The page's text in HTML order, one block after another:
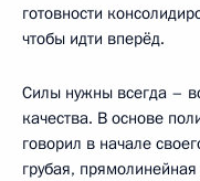
готовности
чтобы идти вперёд.
Силы нужны всегда –
качества. В основе
говорил в начале
грубая, прямолинейная